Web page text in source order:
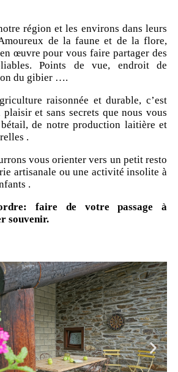
région et les environs dans leurs
de la faune et de la flore,
œuvre pour vous faire partager des
Points de vue, endroit de
du gibier ….
raisonnée et durable, c’est
et sans secrets que nous vous
de notre production laitière et
.
vous orienter vers un petit resto
artisanale ou une activité insolite à
.
faire de votre passage à
souvenir.